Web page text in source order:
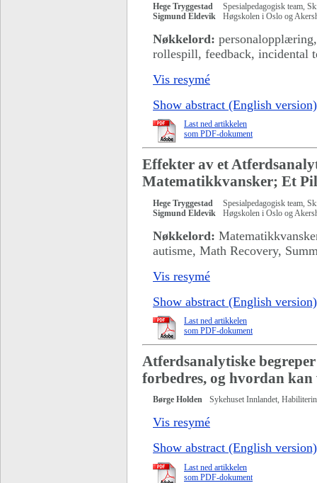
Hege Tryggestad
Spesialpedagogisk team,
Sigmund Eldevik
Høgskolen i Oslo og
Nøkkelord:
rollespill, feedback, incidental
Vis resymé
Show abstract (English version)
Last ned artikkelen
som PDF-dokument
Effekter av et
Matematikkvansker; Et
Hege Tryggestad
Spesialpedagogisk team,
Sigmund Eldevik
Høgskolen i Oslo og
Nøkkelord:
autisme, Math Recovery,
Vis resymé
Show abstract (English version)
Last ned artikkelen
som PDF-dokument
Atferdsanalytiske
forbedres, og hvordan
Børge Holden Sykehuset Innlandet,
Vis resymé
Show abstract (English version)
Last ned artikkelen
som PDF-dokument